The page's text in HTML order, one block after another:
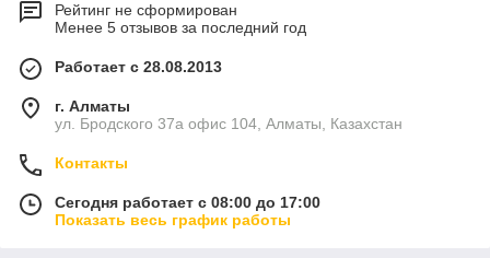
Рейтинг не сформирован
Менее 5 отзывов за последний год
Работает с 28.08.2013
г. Алматы
ул. Бродского 37а офис 104, Алматы, Казахстан
Контакты
Сегодня работает с 08:00 до 17:00
Показать весь график работы